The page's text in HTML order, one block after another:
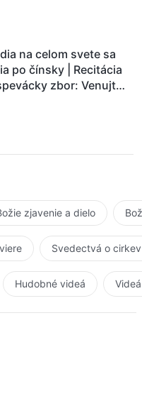
na celom svete sa
po čínsky | Recitácia
zbor: Venujte
zjavenie a dielo
Svedectvá o
Hudobné videá